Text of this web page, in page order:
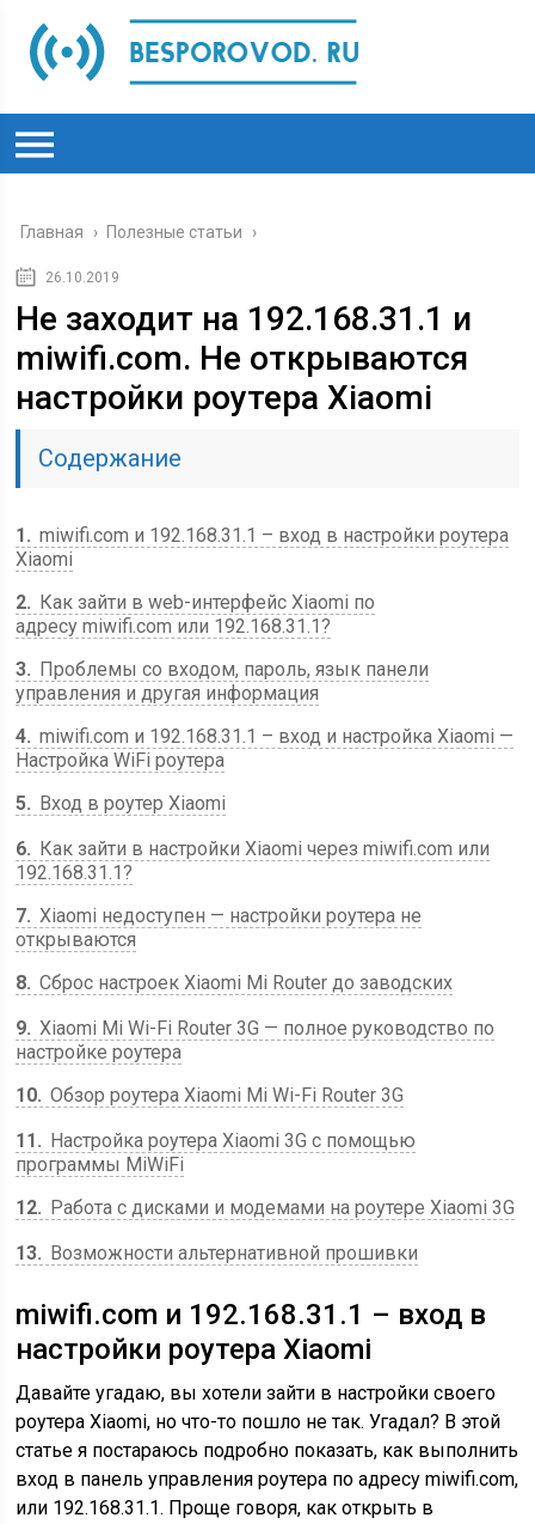
Главная › Полезные статьи ›
26.10.2019
Не заходит на 192.168.31.1 и
miwifi.com. Не открываются
настройки роутера Xiaomi
Содержание
1
miwifi.com и 192.168.31.1 – вход в настройки роутера
Xiaomi
2
Как зайти в web-интерфейс Xiaomi по
адресу miwifi.com или 192.168.31.1?
3
Проблемы со входом, пароль, язык панели
управления и другая информация
4 miwifi.com и 192.168.31.1 – вход и настройка Xiaomi —
Настройка WiFi роутера
5
Вход в роутер Xiaomi
6
Как зайти в настройки Xiaomi через miwifi.com или
192.168.31.1?
7 Xiaomi недоступен — настройки роутера не
открываются
8 Сброс настроек Xiaomi Mi Router до заводских
9 Xiaomi Mi Wi-Fi Router 3G — полное руководство по
настройке роутера
10 Обзор роутера Xiaomi Mi Wi-Fi Router 3G
11
Настройка роутера Xiaomi 3G с помощью
программы MiWiFi
12
Работа с дисками и модемами на роутере Xiaomi 3G
13
Возможности альтернативной прошивки
miwifi.com и 192.168.31.1 – вход в
настройки роутера Xiaomi
Давайте угадаю, вы хотели зайти в настройки своего
роутера Xiaomi, но что-то пошло не так. Угадал? В этой
статье я постараюсь подробно показать, как выполнить
вход в панель управления роутера по адресу miwifi.com,
или 192.168.31.1. Проще говоря, как открыть в